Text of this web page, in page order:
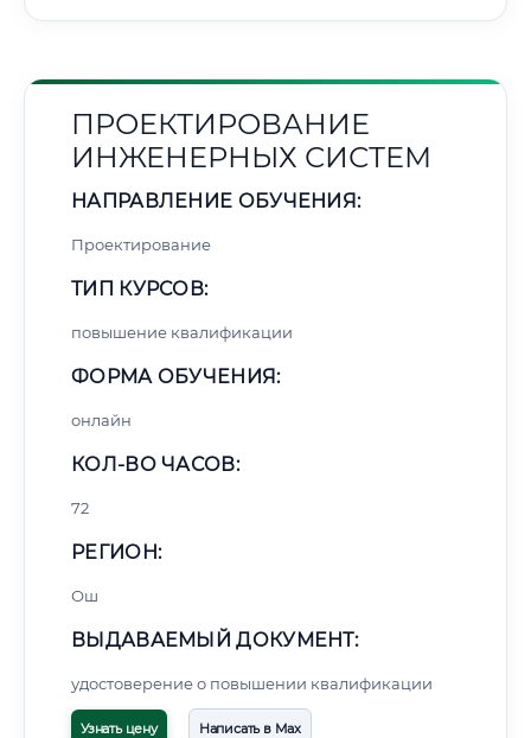
ПРОЕКТИРОВАНИЕ
ИНЖЕНЕРНЫХ СИСТЕМ
НАПРАВЛЕНИЕ ОБУЧЕНИЯ:
Проектирование
ТИП КУРСОВ:
повышение квалификации
ФОРМА ОБУЧЕНИЯ:
онлайн
КОЛ-ВО ЧАСОВ:
72
РЕГИОН:
Ош
ВЫДАВАЕМЫЙ ДОКУМЕНТ:
удостоверение о повышении квалификации
Узнать цену Написать в Max